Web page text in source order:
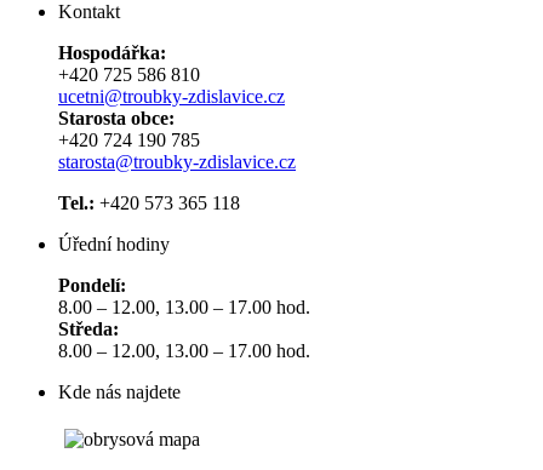
Kontakt
Hospodářka:
+420 725 586 810
ucetni@troubky-zdislavice.cz
Starosta obce:
+420 724 190 785
starosta@troubky-zdislavice.cz
Tel.: +420 573 365 118
Úřední hodiny
Pondelí:
8.00 – 12.00, 13.00 – 17.00 hod.
Středa:
8.00 – 12.00, 13.00 – 17.00 hod.
Kde nás najdete